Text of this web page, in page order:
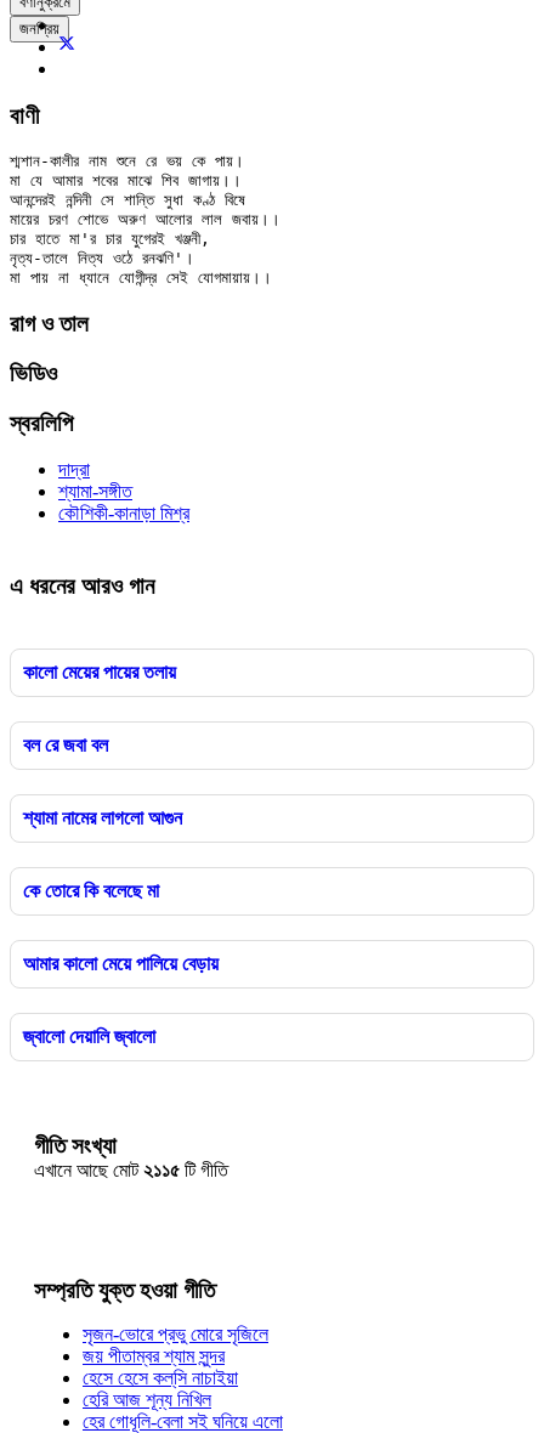
জনপ্রিয়
বাণী
শ্মশান-কালীর নাম শুনে রে ভয় কে পায়।
মা যে আমার শবের মাঝে শিব জাগায়।।
আনন্দেরই নন্দিনী সে শান্তি সুধা কণ্ঠ বিষে
মায়ের চরণ শোভে অরুণ আলোর লাল জবায়।।
চার হাতে মা'র চার যুগেরই খঞ্জনী,
নৃত্য-তালে নিত্য ওঠে রনঝণি'।
রাগ ও তাল
ভিডিও
স্বরলিপি
দাদ্‌রা
শ্যামা-সঙ্গীত
কৌশিকী-কানাড়া মিশ্র
এ ধরনের আরও গান
কালো মেয়ের পায়ের তলায়
বল রে জবা বল
শ্যামা নামের লাগলো আগুন
কে তোরে কি বলেছে মা
আমার কালো মেয়ে পালিয়ে বেড়ায়
জ্বালো দেয়ালি জ্বালো
গীতি সংখ্যা
এখানে আছে মোট২১১৫ টি গীতি
সম্প্রতি যুক্ত হওয়া গীতি
সৃজন-ভোরে প্রভু মোরে সৃজিলে
জয় পীতাম্বর শ্যাম সুন্দর
হেসে হেসে কল্‌সি নাচাইয়া
হেরি আজ শূন্য নিখিল
হের গোধূলি-বেলা সই ঘনিয়ে এলো